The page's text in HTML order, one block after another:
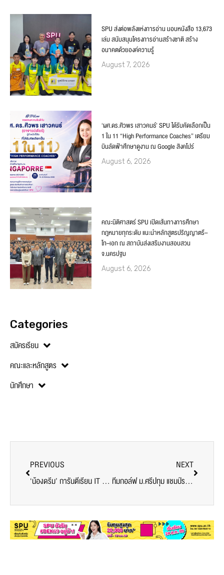
SPU ส่งต่อพลังแห่งการอ่าน มอบหนังสือ 13,673
เล่ม สนับสนุนโครงการอ่านสร้างชาติ สร้าง
อนาคตด้วยองค์ความรู้
August 7, 2026
‘ผศ.ดร.ศิวพร เสาวคนธ์’ SPU ได้รับคัดเลือกเป็น
1 ใน 11 “High Performance Coaches” เตรียม
บินลัดฟ้าศึกษาดูงาน ณ Google สิงคโปร์
August 6, 2026
คณะนิติศาสตร์ SPU เปิดเส้นทางการศึกษา
กฎหมายทุกระดับ แนะนำหลักสูตรปริญญาตรี–
โท–เอก ณ สถาบันส่งเสริมงานสอบสวน
จ.นครปฐม
August 6, 2026
Categories
สมัครเรียน
คณะและหลักสูตร
นักศึกษา
PREVIOUS
‘น้องดรีม’ การันตีเรียน IT ให้เทคโนโลยีนำชีวิต ต่อยอดไปได้ไกลกว่าที่คิด
NEXT
ทีมกอล์ฟ ม.ศรีปทุม แชมป์รอบคัดเลือก สนามที่ 3 ศึกดวลสะวิงช้าง กอล์ฟ ยู-แชมเปี้ยนส์ คัพ 2021